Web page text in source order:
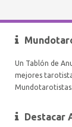
Un Tablón de
mejores
Mundotarotistas.
Destacar